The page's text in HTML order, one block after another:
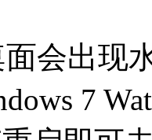
会出现
7